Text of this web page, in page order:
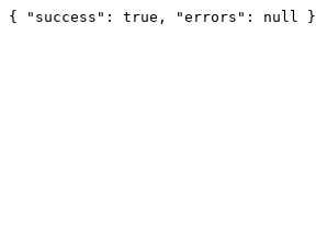
{ "success": true, "errors": null }